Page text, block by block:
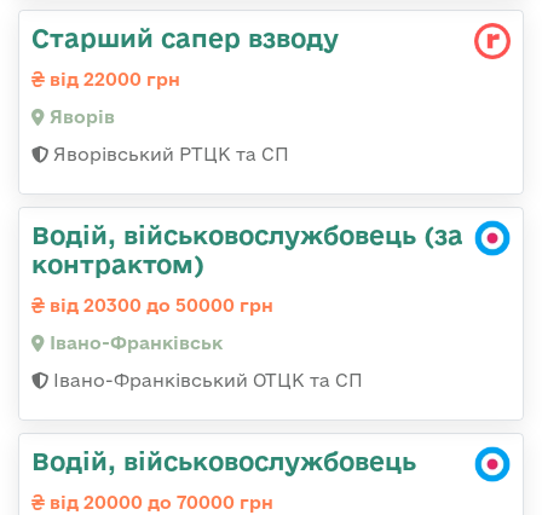
Старший сапер взводу
від 22000 грн
Яворів
Яворівський РТЦК та СП
Водій, військовослужбовець (за
контрактом)
від 20300 до 50000 грн
Івано-Франківськ
Івано-Франківський ОТЦК та СП
Водій, військовослужбовець
від 20000 до 70000 грн